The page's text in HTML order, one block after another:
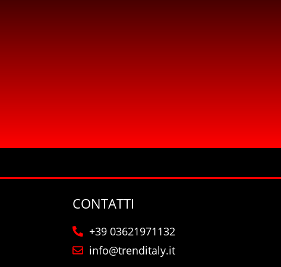
CONTATTI
+39 03621971132
info@trenditaly.it